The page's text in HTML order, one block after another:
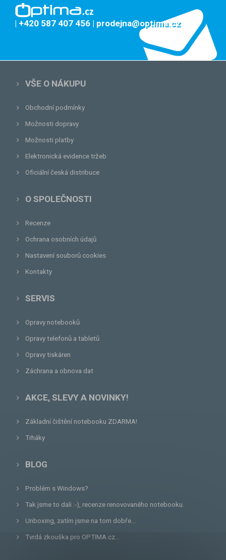
| +420 587 407 456 | prodejna@optima.cz
VŠE O NÁKUPU
Obchodní podmínky
Možnosti dopravy
Možnosti platby
Elektronická evidence tržeb
Oficiální česká distribuce
O SPOLEČNOSTI
Recenze
Ochrana osobních údajů
Nastavení souborů cookies
Kontakty
SERVIS
Opravy notebooků
Opravy telefonů a tabletů
Opravy tiskáren
Záchrana a obnova dat
AKCE, SLEVY A NOVINKY!
Základní čištění notebooku ZDARMA!
Trháky
BLOG
Problém s Windows?
Tak jsme to dali :-), recenze renovovaného notebooku.
Unboxing, zatím jsme na tom dobře...
Tvrdá zkouška pro OPTIMA.cz...